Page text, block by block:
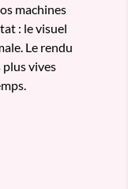
machines
: le visuel
Le rendu
plus vives